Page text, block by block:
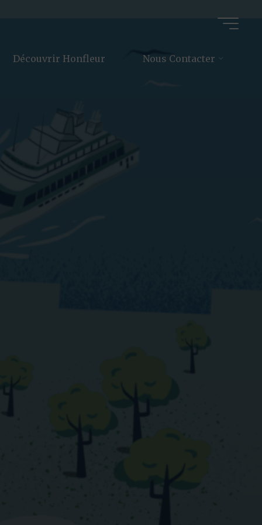
Découvrir Honfleur Nous Contacter